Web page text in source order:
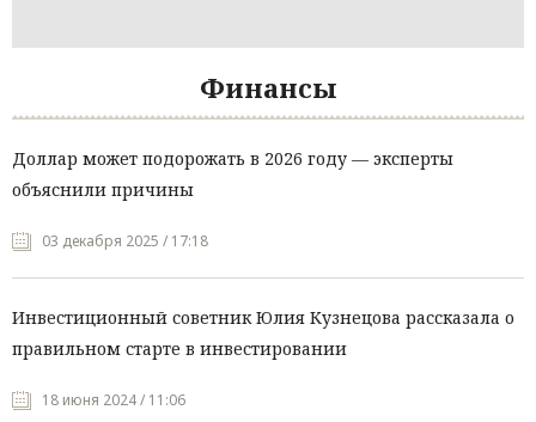
Финансы
Доллар может подорожать в 2026 году — эксперты
объяснили причины
03 декабря 2025 / 17:18
Инвестиционный советник Юлия Кузнецова рассказала о
правильном старте в инвестировании
18 июня 2024 / 11:06